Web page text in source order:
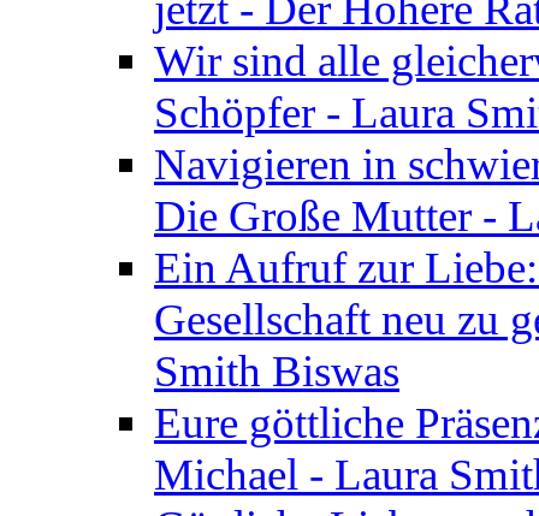
Wir sind alle
Schöpfer - Laura
Navigieren in
Die Große Mutter -
Ein Aufruf zur
Gesellschaft neu zu
Smith Biswas
Eure göttliche
Michael - Laura